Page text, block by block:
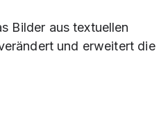
Bilder aus textuellen
und erweitert die